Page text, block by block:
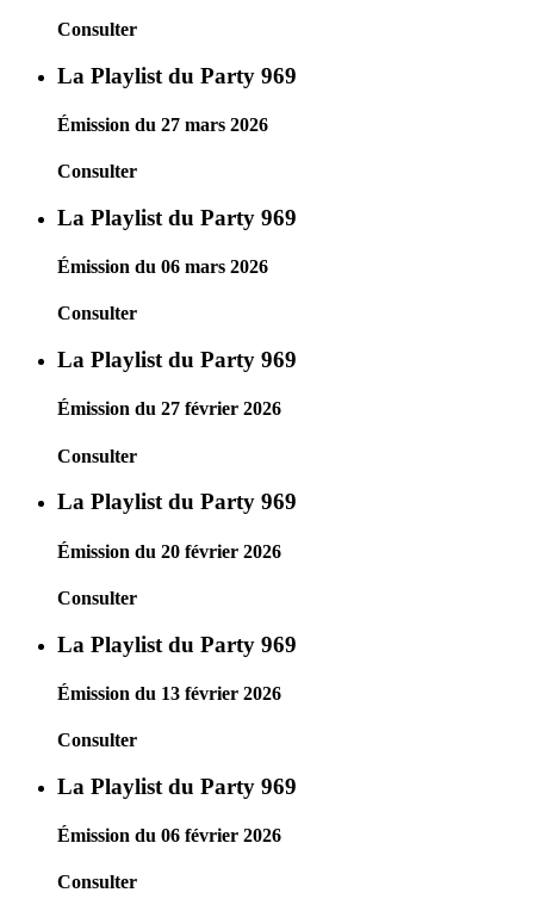
Consulter
La Playlist du Party 969
Émission du 27 mars 2026
Consulter
La Playlist du Party 969
Émission du 06 mars 2026
Consulter
La Playlist du Party 969
Émission du 27 février 2026
Consulter
La Playlist du Party 969
Émission du 20 février 2026
Consulter
La Playlist du Party 969
Émission du 13 février 2026
Consulter
La Playlist du Party 969
Émission du 06 février 2026
Consulter